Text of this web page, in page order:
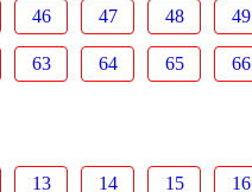
46 47 48 49
63 64 65 66
13 14 15 16